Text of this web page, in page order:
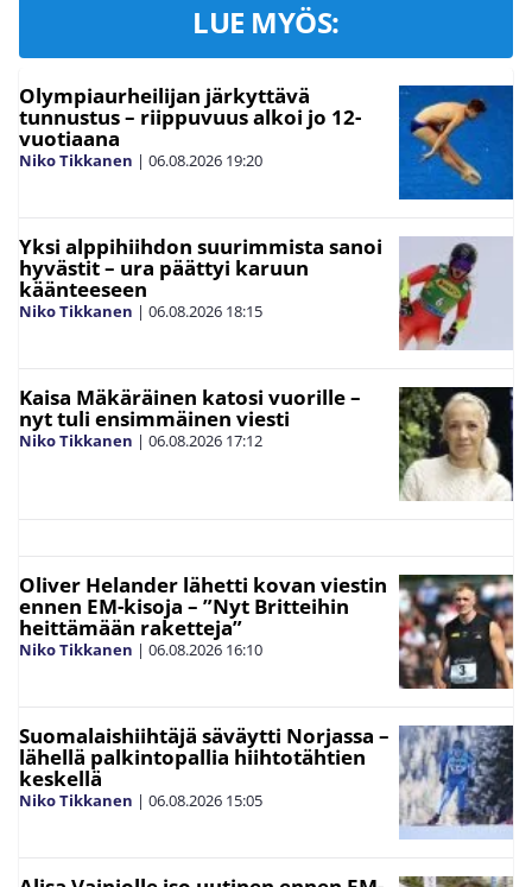
LUE MYÖS:
Olympiaurheilijan järkyttävä
tunnustus – riippuvuus alkoi jo 12-
vuotiaana
Niko Tikkanen | 06.08.2026 19:20
Yksi alppihiihdon suurimmista sanoi
hyvästit – ura päättyi karuun
käänteeseen
Niko Tikkanen | 06.08.2026 18:15
Kaisa Mäkäräinen katosi vuorille –
nyt tuli ensimmäinen viesti
Niko Tikkanen | 06.08.2026 17:12
Oliver Helander lähetti kovan viestin
ennen EM-kisoja – ”Nyt Britteihin
heittämään raketteja”
Niko Tikkanen | 06.08.2026 16:10
Suomalaishiihtäjä säväytti Norjassa –
lähellä palkintopallia hiihtotähtien
keskellä
Niko Tikkanen | 06.08.2026 15:05